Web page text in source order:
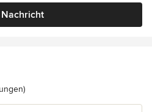
Nachricht
5 von 5 Sternen